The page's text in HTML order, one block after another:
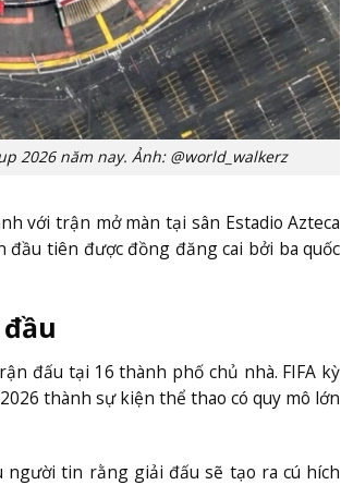
2026 năm nay. Ảnh: @world_walkerz
với trận mở màn tại sân Estadio Azteca
tiên được đồng đăng cai bởi ba quốc
đấu tại 16 thành phố chủ nhà. FIFA kỳ
thành sự kiện thể thao có quy mô lớn
người tin rằng giải đấu sẽ tạo ra cú hích